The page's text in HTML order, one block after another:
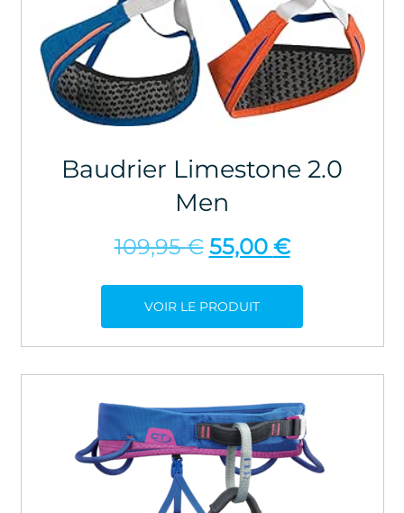
Baudrier Limestone 2.0
Men
109,95€ Le
initial
était :
55,00 €Le
est :
VOIR LE PRODUIT